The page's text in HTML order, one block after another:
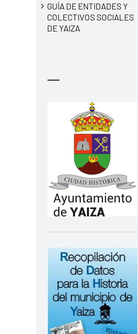
GUÍA DE ENTIDADES Y
COLECTIVOS SOCIALES
DE YAIZA
—